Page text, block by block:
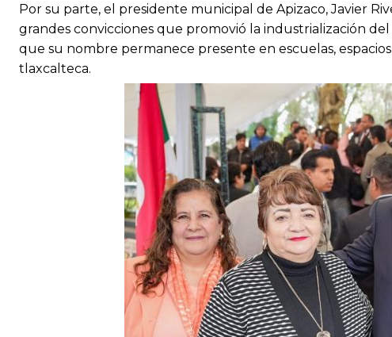
Por su parte, el presidente municipal de Apizaco, Javier
grandes convicciones que promovió la industrialización
que su nombre permanece presente en escuelas,
tlaxcalteca.